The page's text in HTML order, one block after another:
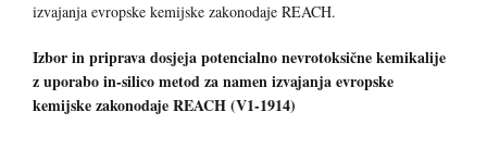
izvajanja evropske kemijske zakonodaje REACH.
Izbor in priprava dosjeja potencialno nevrotoksične kemikalije
z uporabo in-silico metod zanamen izvajanja evropske
kemijske zakonodaje REACH(V1-1914)